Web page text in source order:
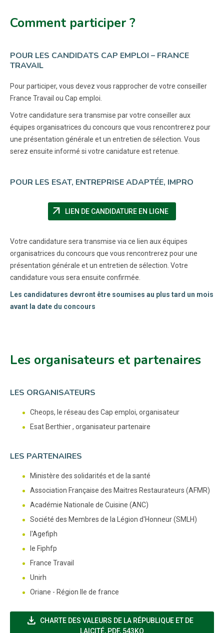
Comment participer ?
POUR LES CANDIDATS CAP EMPLOI – FRANCE
TRAVAIL
Pour participer, vous devez vous rapprocher de votre conseiller
France Travail ou Cap emploi.
Votre candidature sera transmise par votre conseiller aux
équipes organisatrices du concours que vous rencontrerez pour
une présentation générale et un entretien de sélection. Vous
serez ensuite informé si votre canidature est retenue.
POUR LES ESAT, ENTREPRISE ADAPTÉE, IMPRO
arrow_outward LIEN DE CANDIDATURE EN LIGNE(NOUVELLE
Votre candidature sera transmise via ce lien aux équipes
organisatrices du concours que vous rencontrerez pour une
présentation générale et un entretien de sélection. Votre
candidature vous sera ensuite confirmée.
Les candidatures devront être soumises au plus tard un mois
avant la date du concours
Les organisateurs et partenaires
LES ORGANISATEURS
Cheops, le réseau des Cap emploi, organisateur
Esat Berthier , organisateur partenaire
LES PARTENAIRES
Ministère des solidarités et de la santé
Association Française des Maitres Restaurateurs (AFMR)
Académie Nationale de Cuisine (ANC)
Société des Membres de la Légion d'Honneur (SMLH)
l'Agefiph
le Fiphfp
France Travail
Unirh
Oriane - Région Ile de france
file_download
CHARTE DES VALEURS DE LA RÉPUBLIQUE ET DE
LAICITÉ(NOUVELLE FENÊTRE)
, PDF, 543KO